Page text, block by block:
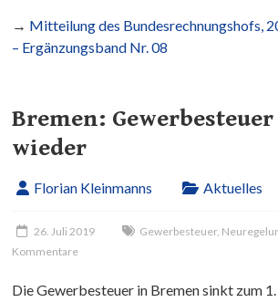
→ Mitteilung des Bundesrechnungshofs,
– Ergänzungsband Nr. 08
Bremen:
wieder
Florian Kleinmanns Aktuelles
26. Juli 2019 Gewerbesteuer,
Kommentare
Die Gewerbesteuer in Bremen sinkt zum